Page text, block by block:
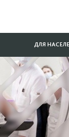
ДЛЯ